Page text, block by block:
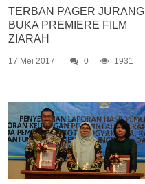
TERBAN PAGER JURANG
BUKA PREMIERE FILM
ZIARAH
17 Mei 2017 0 1931